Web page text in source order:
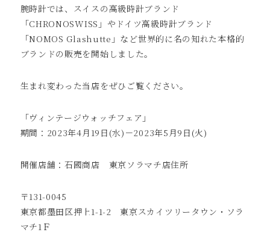
腕時計では、スイスの高級時計ブランド
「CHRONOSWISS」やドイツ高級時計ブランド
「NOMOS Glashutte」など世界的に名の知れた本格的
ブランドの販売を開始しました。
生まれ変わった当店をぜひご覧ください。
「ヴィンテージウォッチフェア」
期間：2023年4月19日(水)－2023年5月9日(火)
開催店舗：石國商店 東京ソラマチ店住所
〒131-0045
東京都墨田区押上1-1-2 東京スカイツリータウン・ソラ
マチ1Ｆ